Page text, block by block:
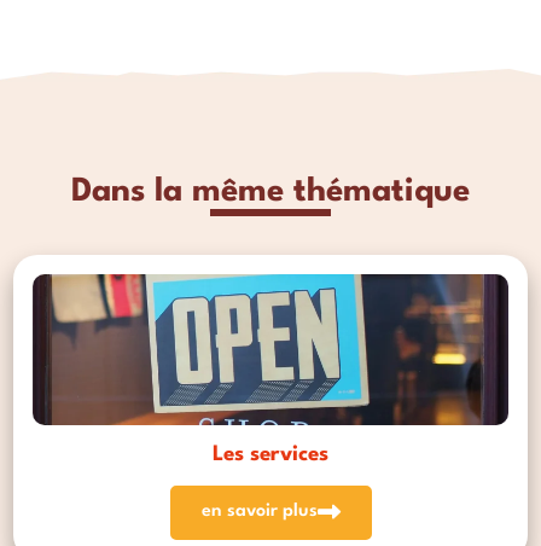
Dans la même thématique
Les services
en savoir plus